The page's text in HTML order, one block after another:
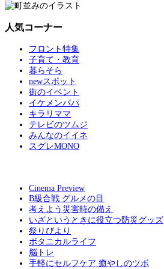
人気コーナー
フロント特集
子育て・教育
暮らそら
newスポット
街のイベント
イケメンパパ
キラリママ
テレビのツムジ
みんなのイイネ
スグレMONO
Cinema Preview
B級合戦 グルメの目
考えよう災害時の備え
いざというときに役立つ防災グッズ
祭りびより
ボタニカルライフ
脳トレ
手軽にセルフケア 癒やしのツボ